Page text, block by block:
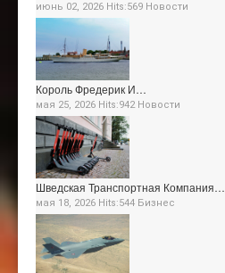
июнь 02, 2026 Hits:569 Новости
Король Фредерик И…
мая 25, 2026 Hits:942 Новости
Шведская Транспортная Компания…
мая 18, 2026 Hits:544 Бизнес